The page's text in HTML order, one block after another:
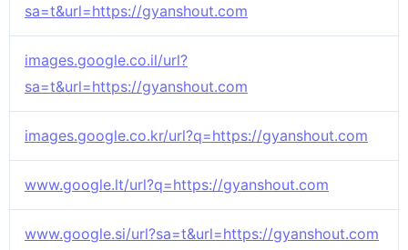
sa=t&url=https://gyanshout.com
images.google.co.il/url?
sa=t&url=https://gyanshout.com
images.google.co.kr/url?q=https://gyanshout.com
www.google.lt/url?q=https://gyanshout.com
www.google.si/url?sa=t&url=https://gyanshout.com